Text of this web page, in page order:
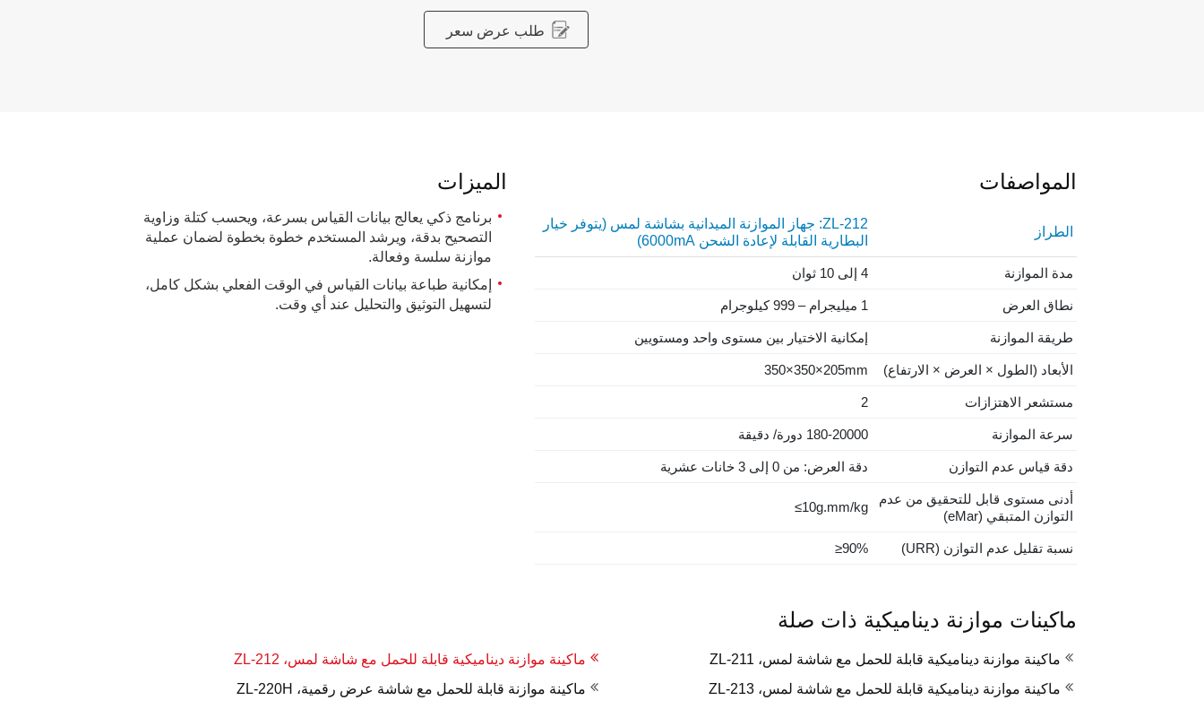
طلب عرض سعر
المواصفات
الطراز
ZL-212
: جهاز الموازنة الميدانية بشاشة لمس (يتوفر خيار
البطارية القابلة لإعادة الشحن 6000mA)
مدة الموازنة 4 إلى 10 ثوان
نطاق العرض 1 ميليجرام –
طريقة الموازنة إمكانية الاختيار بين مستوى واحد ومستويين
الأبعاد (الطول × العرض × الارتفاع) 350×350×205mm
مستشعر الاهتزازات 2
سرعة الموازنة 180-20000 دورة/ دقيقة
دقة قياس عدم التوازن دقة العرض: من 0 إلى 3 خانات عشرية
أدنى مستوى قابل للتحقيق من عدم
التوازن المتبقي (eMar)
≤10g.mm/kg
نسبة تقليل عدم التوازن (URR) ≥90%
الميزات
برنامج ذكي يعالج بيانات القياس بسرعة، ويحسب كتلة وزاوية
التصحيح بدقة، ويرشد المستخدم خطوة بخطوة لضمان عملية
موازنة سلسة وفعالة.
إمكانية طباعة بيانات القياس في الوقت الفعلي بشكل كامل،
لتسهيل التوثيق والتحليل عند أي وقت.
ماكينات موازنة ديناميكية ذات صلة
ماكينة موازنة ديناميكية قابلة للحمل مع شاشة لمس، ZL-211
ماكينة موازنة ديناميكية قابلة للحمل مع شاشة لمس، ZL-212
ماكينة موازنة ديناميكية قابلة للحمل مع شاشة لمس، ZL-213
ماكينة موازنة قابلة للحمل مع شاشة عرض رقمية، ZL-220H